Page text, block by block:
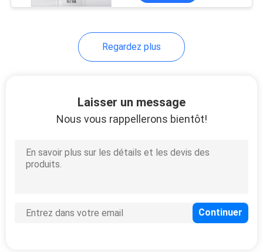
de boîte Open
Facile épluchez le
couvercle
Regardez plus
Laisser un message
Nous vous rappellerons bientôt!